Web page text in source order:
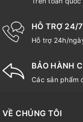
HỖ TRỢ 24/7
Hỗ trợ 24h/
BẢO HÀNH
Các sản phẩm
VỀ CHÚNG TÔI